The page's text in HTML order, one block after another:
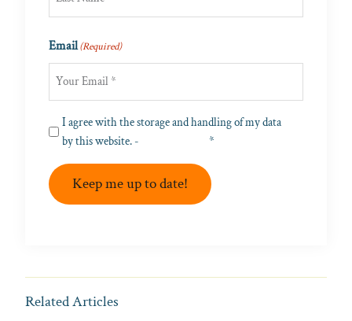
Email(Required)
Privacy(Required)
I agree with the storage and handling of my data
by this website. -
*
Keep me up to date!
Related Articles